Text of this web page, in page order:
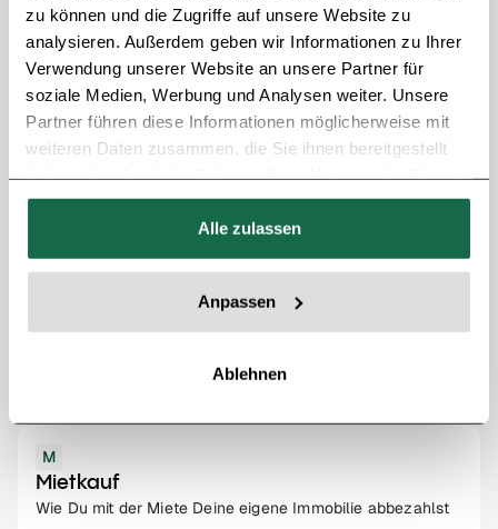
zu können und die Zugriffe auf unsere Website zu
analysieren. Außerdem geben wir Informationen zu Ihrer
Verwendung unserer Website an unsere Partner für
soziale Medien, Werbung und Analysen weiter. Unsere
Partner führen diese Informationen möglicherweise mit
weiteren Daten zusammen, die Sie ihnen bereitgestellt
haben oder die sie im Rahmen Ihrer Nutzung der Dienste
gesammelt haben.
Alle zulassen
Anpassen
Ablehnen
Andere Wörter
W
Wärmebrücken
Dämmung und Isolation bares Geld sparst!
Kreditanstalt für Wiederaufbau
günstigen Zinsen profitieren - Tipps & Infos.
M
Mietkauf
Wie Du mit der Miete Deine eigene Immobilie abbezahlst